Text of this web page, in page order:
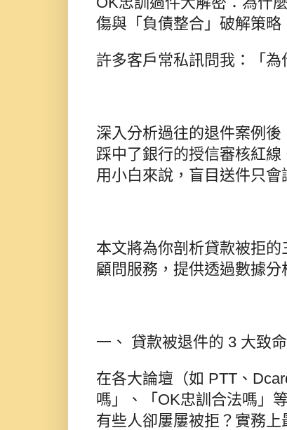
傷與「負債整合」破解策略
許多客戶常私訊問我：「為
深入分析過往的退件案例
踩中了銀行的授信審核紅
用小白來說，盲目送件只會
本文將為你剖析貸款被拒
顧問服務，提供透過數據
一、 貸款被退件的 3 大致
在各大論壇（如 PTT、
嗎」、「OK忠訓合法嗎」
有些人卻屢屢被拒？實務上